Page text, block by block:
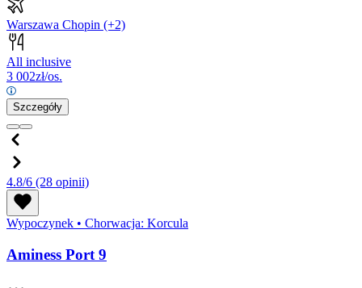
Warszawa Chopin (+2)
All inclusive
3 002zł/os.
Szczegóły
4.8/6 (28 opinii)
Wypoczynek • Chorwacja: Korcula
Aminess Port 9